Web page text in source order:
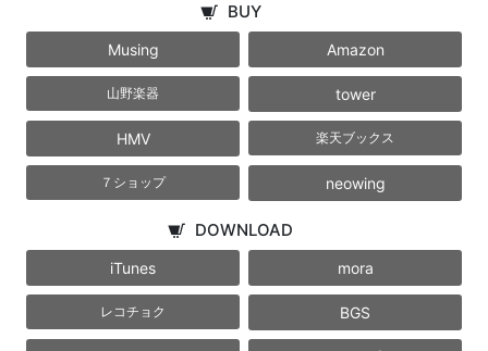
BUY
Musing Amazon
山野楽器 tower
HMV 楽天ブックス
７ショップ neowing
DOWNLOAD
iTunes mora
レコチョク BGS